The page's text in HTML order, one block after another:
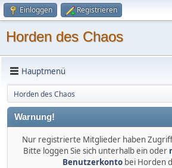
Einloggen Registrieren
Horden des Chaos
Hauptmenü
Horden des Chaos
Warnung!
Nur registrierte Mitglieder haben
Bitte loggen Sie sich unterhalb ein oder
Benutzerkontobei Horden